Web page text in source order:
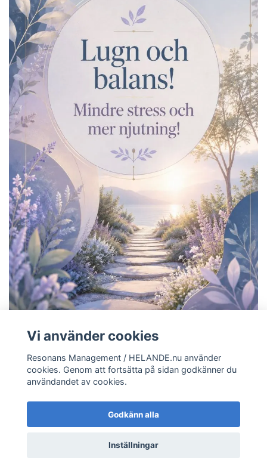
Vi använder cookies
Resonans Management / HELANDE.nu använder
cookies. Genom att fortsätta på sidan godkänner du
användandet av cookies.
Godkänn alla
Inställningar